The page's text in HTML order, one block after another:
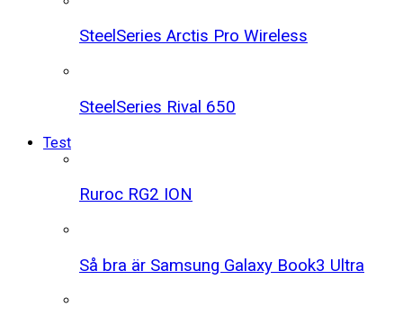
SteelSeries Arctis Pro Wireless
SteelSeries Rival 650
Test
Ruroc RG2 ION
Så bra är Samsung Galaxy Book3 Ultra